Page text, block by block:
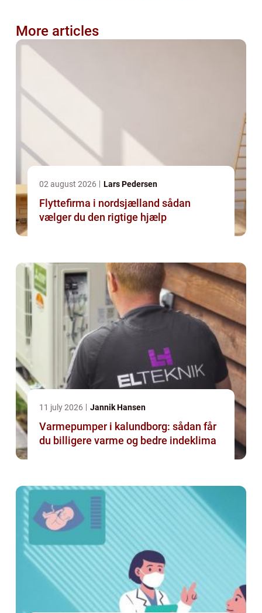
More articles
02 august 2026 Lars Pedersen
Flyttefirma i nordsjælland sådan
vælger du den rigtige hjælp
11 july 2026 Jannik Hansen
Varmepumper i kalundborg: sådan får
du billigere varme og bedre indeklima